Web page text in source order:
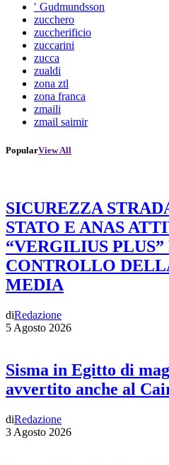
′ Gudmundsson
zucchero
zuccherificio
zuccarini
zucca
zualdi
zona ztl
zona franca
zmaili
zmail saimir
PopularView All
SICUREZZA
STATO E ANAS
“VERGILIUS
CONTROLLO
MEDIA
diRedazione
5 Agosto 2026
Sisma in Egitto di
avvertito anche al
diRedazione
3 Agosto 2026